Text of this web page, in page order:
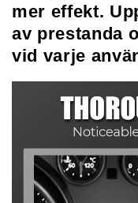
mer effekt.
av prestanda
vid varje